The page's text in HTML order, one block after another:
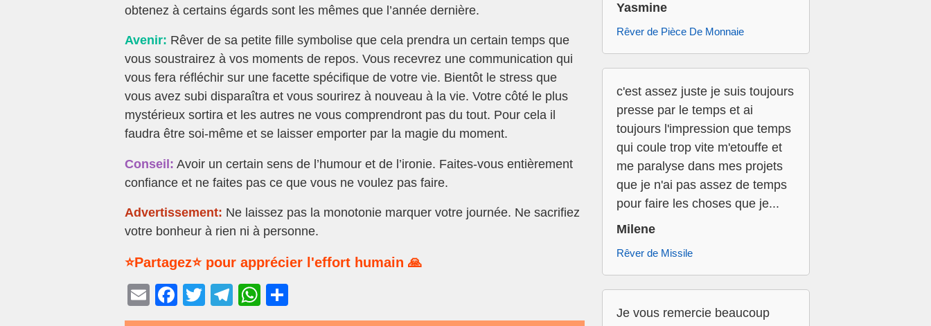
obtenez à certains égards sont les mêmes que l’année dernière.
Avenir: Rêver de sa petite fille symbolise que cela prendra un certain temps que
vous soustrairez à vos moments de repos. Vous recevrez une communication qui
vous fera réfléchir sur une facette spécifique de votre vie. Bientôt le stress que
vous avez subi disparaîtra et vous sourirez à nouveau à la vie. Votre côté le plus
mystérieux sortira et les autres ne vous comprendront pas du tout. Pour cela il
faudra être soi-même et se laisser emporter par la magie du moment.
Conseil: Avoir un certain sens de l’humour et de l’ironie. Faites-vous entièrement
confiance et ne faites pas ce que vous ne voulez pas faire.
Advertissement: Ne laissez pas la monotonie marquer votre journée. Ne sacrifiez
votre bonheur à rien ni à personne.
⭐Partagez⭐ pour apprécier l'effort humain 🙏
E
m
F
a
T
wi
T
el
W
h
ar
Yasmine
Rêver de Pièce De Monnaie
c'est assez juste je suis toujours
presse par le temps et ai
toujours l'impression que temps
qui coule trop vite m'etouffe et
me paralyse dans mes projets
que je n'ai pas assez de temps
pour faire les choses que je...
Milene
Rêver de Missile
Je vous remercie beaucoup